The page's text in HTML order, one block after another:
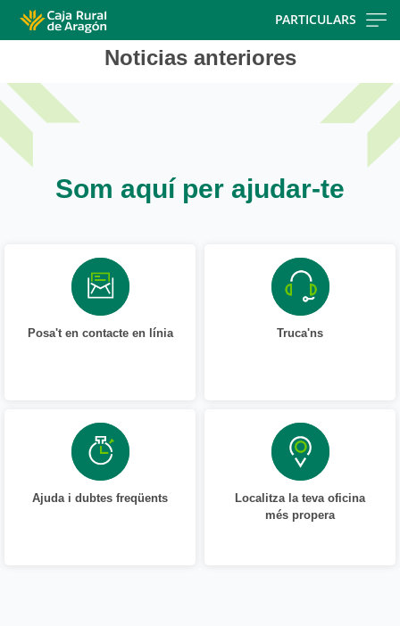
main
PARTICULARS
Noticias anteriores
Som aquí per ajudar-te
Posa't en contacte en línia Truca'ns
Ajuda i dubtes freqüents
Localitza la teva oficina
més propera